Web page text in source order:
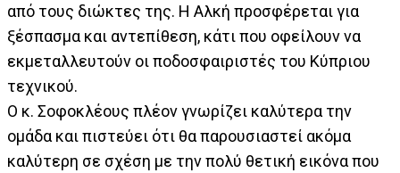
από τους διώκτες της. Η Αλκή προσφέρεται για
ξέσπασμα και αντεπίθεση, κάτι που οφείλουν να
εκμεταλλευτούν οι ποδοσφαιριστές του Κύπριου
τεχνικού.
Ο κ. Σοφοκλέους πλέον γνωρίζει καλύτερα την
ομάδα και πιστεύει ότι θα παρουσιαστεί ακόμα
καλύτερη σε σχέση με την πολύ θετική εικόνα που